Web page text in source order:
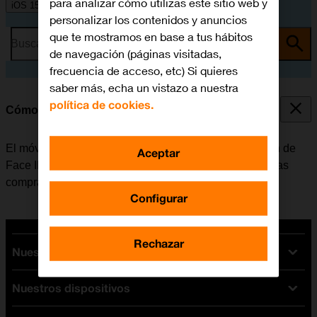
iOS 15.0
Busca por problema o tema
Cómo utilizar el reconocimiento facial (Face ID)
El móvil se puede configurar para que utilice la función de
Face ID como código de seguridad o para que valide las
compras en iTunes y App Store.
Nuestras tarifas
Tarifas Orange
Tarifas fibra y móvil
Nuestros dispositivos
personalizar los contenidos y anuncios
que te mostramos en base a tus hábitos
de navegación (páginas visitadas,
frecuencia de acceso, etc) Si quieres
saber más, echa un vistazo a nuestra
política de cookies.
Configurar
Rechazar
Aceptar